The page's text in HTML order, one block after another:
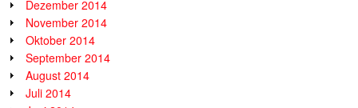
Dezember 2014
November 2014
Oktober 2014
September 2014
August 2014
Juli 2014